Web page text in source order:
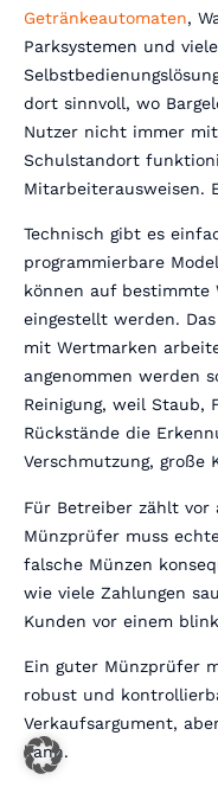
Getränkeautomaten,
Parksystemen und
dort sinnvoll, wo
Nutzer nicht immer
Schulstandort
Mitarbeiterausweisen.
Technisch gibt es
programmierbare
können auf bestimmte
eingestellt werden.
mit Wertmarken
angenommen werden
Reinigung, weil Staub,
Rückstände die
Verschmutzung, große
Für Betreiber zählt vor
Münzprüfer muss
falsche Münzen
wie viele Zahlungen
Kunden vor einem
Ein guter Münzprüfer
robust und
Verkaufsargument,
kann.